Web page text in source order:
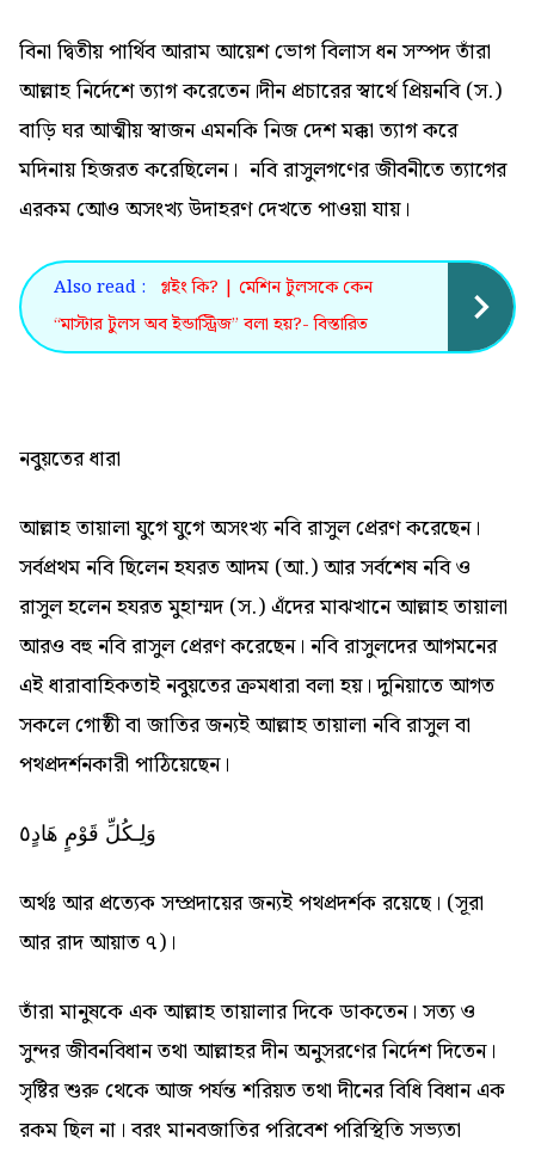
বিনা দ্বিতীয় পার্থিব আরাম আয়েশ ভোগ বিলাস ধন সস্পদ তাঁরা
আল্লাহ নির্দেশে ত্যাগ করেতেন।দীন প্রচারের স্বার্থে প্রিয়নবি (স.)
বাড়ি ঘর আত্মীয় স্বাজন এমনকি নিজ দেশ মক্কা ত্যাগ করে
মদিনায় হিজরত করেছিলেন। নবি রাসুলগণের জীবনীতে ত্যাগের
এরকম আেও অসংখ্য উদাহরণ দেখতে পাওয়া যায়।
Also read : গ্লইং কি? | মেশিন টুলসকে কেন
“মাস্টার টুলস অব ইন্ডাস্ট্রিজ” বলা হয়?- বিস্তারিত
নবুয়তের ধারা
আল্লাহ তায়ালা যুগে যুগে অসংখ্য নবি রাসুল প্রেরণ করেছেন।
সর্বপ্রথম নবি ছিলেন হযরত আদম (আ.) আর সর্বশেষ নবি ও
রাসুল হলেন হযরত মুহাম্মদ (স.) এঁদের মাঝখানে আল্লাহ তায়ালা
আরও বহু নবি রাসুল প্রেরণ করেছেন। নবি রাসুলদের আগমনের
এই ধারাবাহিকতাই নবুয়তের ক্রমধারা বলা হয়। দুনিয়াতে আগত
সকলে গোষ্ঠী বা জাতির জন্যই আল্লাহ তায়ালা নবি রাসুল বা
পথপ্রদর্শনকারী পাঠিয়েছেন।
وَلِـكُلِّ قَوْمٍ هَادٍ٥
অর্থঃ আর প্রত্যেক সম্প্রদায়ের জন্যই পথপ্রদর্শক রয়েছে। (সূরা
আর রাদ আয়াত ৭)।
তাঁরা মানুষকে এক আল্লাহ তায়ালার দিকে ডাকতেন। সত্য ও
সুন্দর জীবনবিধান তথা আল্লাহর দীন অনুসরণের নির্দেশ দিতেন।
সৃষ্টির শুরু থেকে আজ পর্যন্ত শরিয়ত তথা দীনের বিধি বিধান এক
রকম ছিল না। বরং মানবজাতির পরিবেশ পরিস্থিতি সভ্যতা